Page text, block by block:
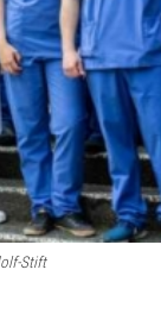
Stift